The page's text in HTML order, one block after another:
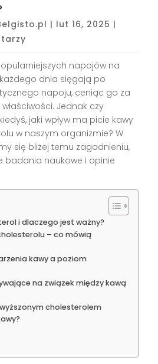
| lut 16, 2025 |
napojów na
dnia sięgają po
napoju, ceniąc go za
Jednak czy
jaki wpływ ma picie kawy
w naszym organizmie? W
się bliżej temu zagadnieniu,
badania naukowe i opinie
i dlaczego jest ważny?
– co mówią
kawy a poziom
na związek między kawą
cholesterolem